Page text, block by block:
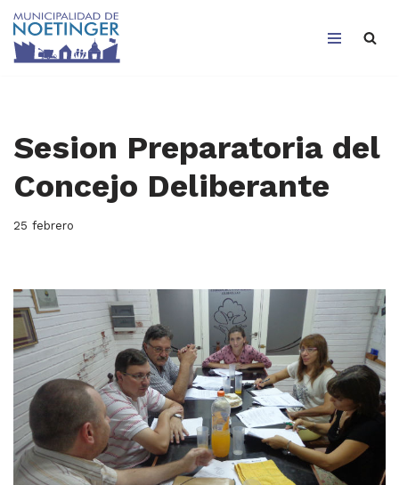
Saltar
Sesion Preparatoria del
Concejo Deliberante
25 febrero